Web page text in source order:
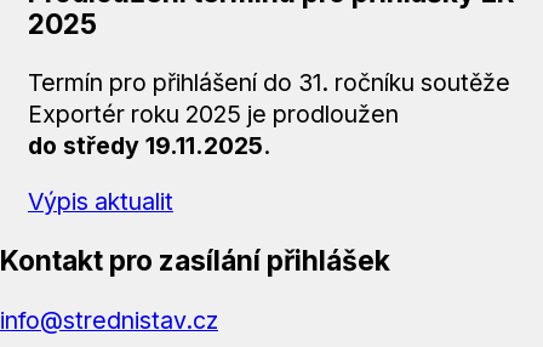
2025
Termín pro přihlášení do 31. ročníku soutěže
Exportér roku 2025 je prodloužen
do středy 19.11.2025.
Výpis aktualit
Kontakt pro zasílání přihlášek
info@strednistav.cz